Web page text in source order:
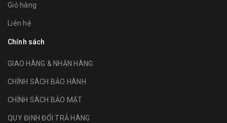
Giỏ hàng
Liên hệ
Chính sách
GIAO HÀNG & NHẬN HÀNG
CHÍNH SÁCH BẢO HÀNH
CHÍNH SÁCH BẢO MẬT
QUY ĐỊNH ĐỔI TRẢ HÀNG